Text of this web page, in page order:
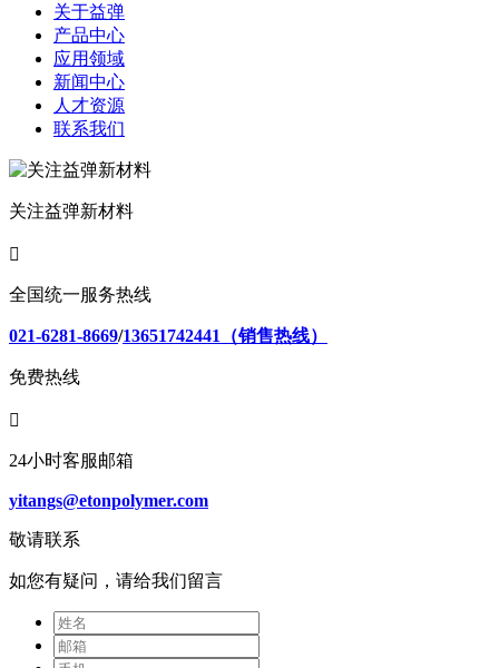
关于益弹
产品中心
应用领域
新闻中心
人才资源
联系我们
关注益弹新材料

全国统一服务热线
021-6281-8669/13651742441（销售热线）
免费热线

24小时客服邮箱
yitangs@etonpolymer.com
敬请联系
如您有疑问，请给我们留言